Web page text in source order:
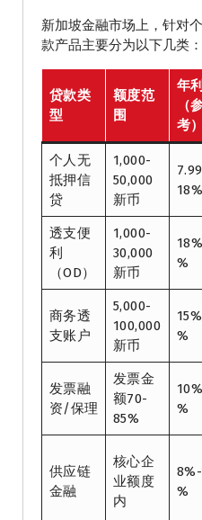
新加坡金融市场上，针对
款产品主要分为以下几类：
贷款类
型
额度范
围
年
（
考）
个人无
抵押信
贷
1,000-
50,000
新币
18%
透支便
利
（OD）
1,000-
30,000
新币
%
商务透
支账户
5,000-
100,000
新币
%
发票融
资/保理
发票金
额70-
85%
%
供应链
金融
核心企
业额度
内
%